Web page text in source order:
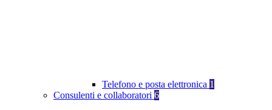
Telefono e posta elettronica 1
Consulenti e collaboratori 6